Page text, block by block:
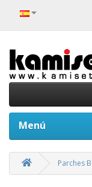
Menú
Parches